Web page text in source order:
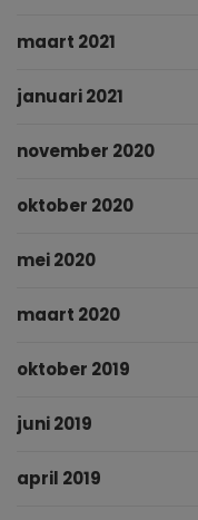
maart 2021
januari 2021
november 2020
oktober 2020
mei 2020
maart 2020
oktober 2019
juni 2019
april 2019